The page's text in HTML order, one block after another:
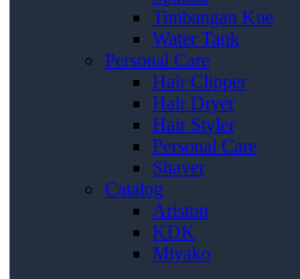
Timbangan Kue
Water Tank
Personal Care
Hair Clipper
Hair Dryer
Hair Styler
Personal Care
Shaver
Catalog
Ariston
KDK
Miyako